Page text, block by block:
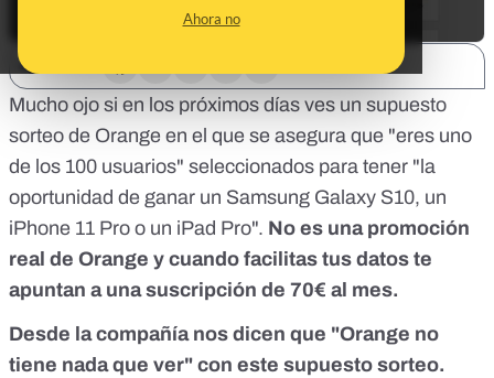
Ahora no
Mucho ojo si en los próximos días ves un supuesto
sorteo de Orange en el que se asegura que "eres uno
de los 100 usuarios" seleccionados para tener "la
oportunidad de ganar un Samsung Galaxy S10, un
iPhone 11 Pro o un iPad Pro". No es una promoción
real de Orange y cuando facilitas tus datos te
apuntan a una suscripción de 70€ al mes.
Desde la compañía nos dicen que "Orange no
tiene nada que ver" con este supuesto sorteo.